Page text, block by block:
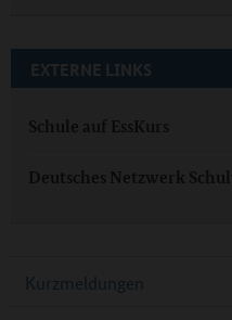
EXTERNE LINKS
Schule auf EssKurs
Deutsches Netzwerk
Kurzmeldungen